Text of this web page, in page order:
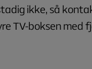
ikke, så
TV-boksen med